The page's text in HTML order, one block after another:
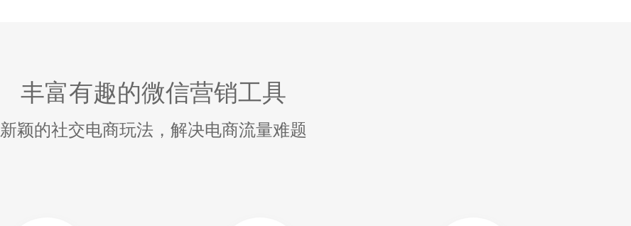
丰富有趣的微信营销工具
新颖的社交电商玩法，解决电商流量难题